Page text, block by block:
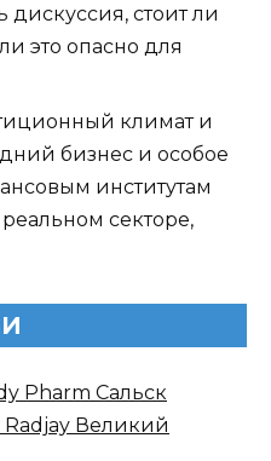
дискуссия, стоит ли
это опасно для
климат и
бизнес и особое
институтам
секторе,
Pharm Сальск
Radjay Великий